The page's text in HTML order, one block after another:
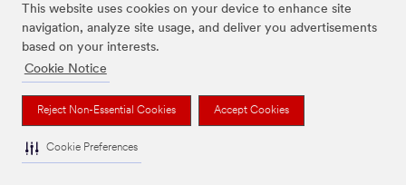
This website uses cookies on your device to enhance site
navigation, analyze site usage, and deliver you advertisements
based on your interests.
Cookie Notice
Reject Non-Essential Cookies Accept Cookies
Cookie Preferences